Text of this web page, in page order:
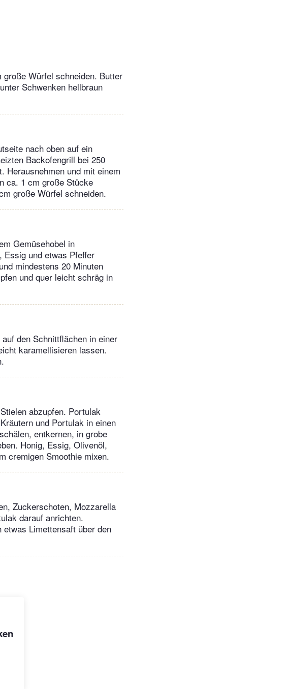
Würfel schneiden. Butter
Schwenken hellbraun
nach oben auf ein
Backofengrill bei 250
Herausnehmen und mit einem
ca. 1 cm große Stücke
große Würfel schneiden.
Gemüsehobel in
Essig und etwas Pfeffer
mindestens 20 Minuten
und quer leicht schräg in
den Schnittflächen in einer
karamellisieren lassen.
abzupfen. Portulak
und Portulak in einen
entkernen, in grobe
Honig, Essig, Olivenöl,
cremigen Smoothie mixen.
Zuckerschoten, Mozzarella
darauf an­richten.
Limettensaft über den